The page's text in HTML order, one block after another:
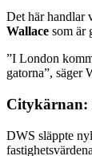
Det här handlar
Wallace som är
”I London
gatorna”, säger
Citykärnan:
DWS släppte